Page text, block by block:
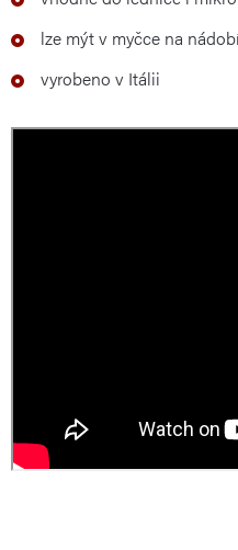
lze mýt v myčce na
vyrobeno v Itálii